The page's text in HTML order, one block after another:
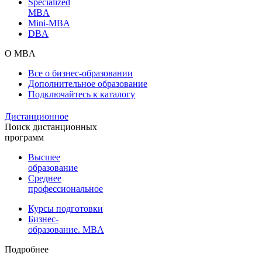
MBA
Mini-MBA
DBA
О MBA
Все о бизнес-образовании
Дополнительное образование
Подключайтесь к каталогу
Дистанционное
Поиск дистанционных
программ
Высшее
образование
Среднее
профессиональное
Курсы подготовки
Бизнес-
образование. MBA
Подробнее